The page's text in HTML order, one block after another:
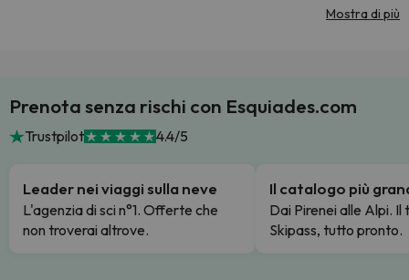
Mostra di più
Prenota senza rischi con Esquiades.com
Trustpilot 4.4/5
Leader nei viaggi sulla neve
L'agenzia di sci n°1. Offerte che
non troverai altrove.
Il catalogo più
Dai Pirenei alle Alpi. Il
Skipass, tutto pronto.